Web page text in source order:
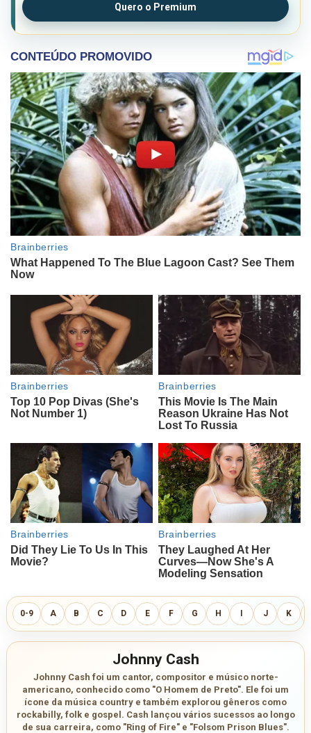
Quero o Premium
0-9 A B C D E F G H I J K
Johnny Cash
Johnny Cash foi um cantor, compositor e músico norte-
americano, conhecido como "O Homem de Preto". Ele foi um
ícone da música country e também explorou gêneros como
rockabilly, folk e gospel. Cash lançou vários sucessos ao longo
de sua carreira, como "Ring of Fire" e "Folsom Prison Blues".